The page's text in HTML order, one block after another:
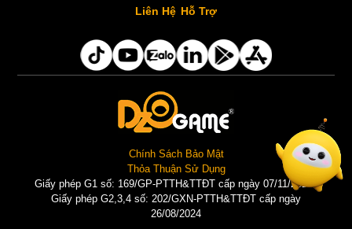
Liên Hệ Hỗ Trợ
Chính Sách Bảo Mật
Thỏa Thuận Sử Dụng
Giấy phép G1 số: 169/GP-PTTH&TTĐT cấp ngày 07/11/2025 |
Giấy phép G2,3,4 số: 202/GXN-PTTH&TTĐT cấp ngày
26/08/2024